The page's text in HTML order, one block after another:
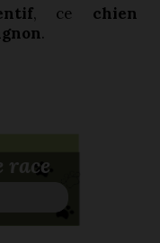
race
, ce chien
.